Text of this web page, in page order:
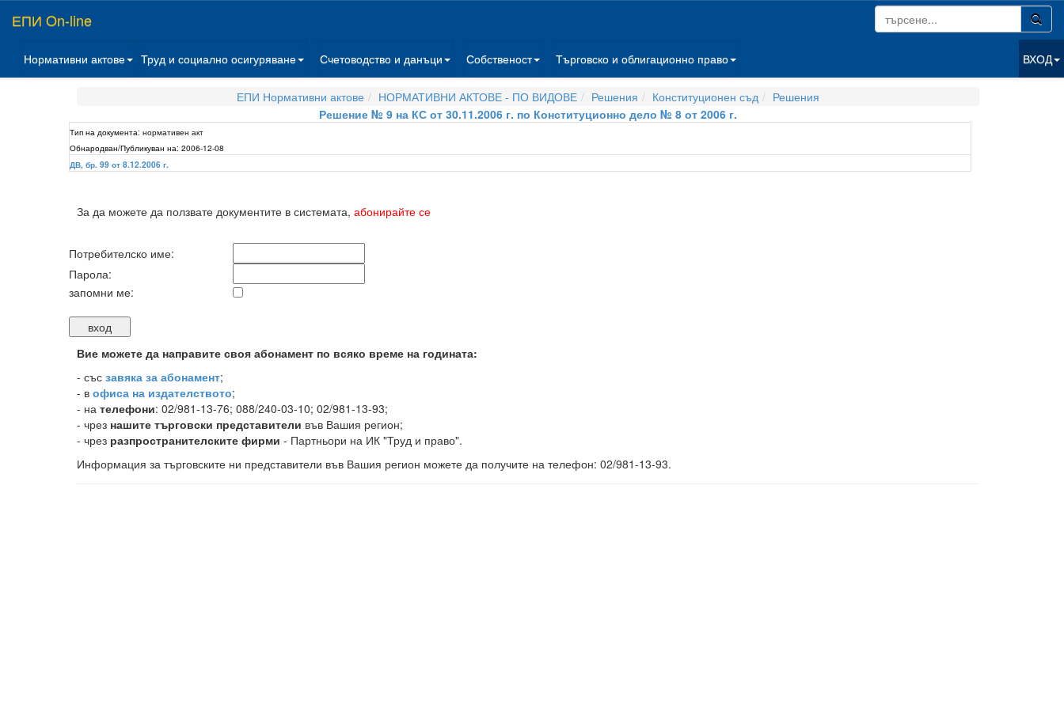
ЕПИ On-line
Нормативни актове Труд и социално осигуряване Счетоводство и данъци Собственост Търговско и облигационно право ВХОД
ЕПИ Нормативни актове НОРМАТИВНИ АКТОВЕ - ПО ВИДОВЕ Решения Конституционен съд
Решения
Решение № 9 на КС от 30.11.2006 г. по Конституционно дело № 8 от 2006 г.
Тип на документа: нормативен акт
Обнародван/Публикуван на: 2006-12-08
ДВ, бр. 99 от 8.12.2006 г.
За да можете да ползвате документите в системата, абонирайте се
Потребителско име:
Парола:
запомни ме:
Вие можете да направите своя абонамент по всяко време на годината:
- със завяка за абонамент;
- в офиса на издателството;
- на телефони: 02/981-13-76; 088/240-03-10; 02/981-13-93;
- чрез нашите търговски представители във Вашия регион;
- чрез разпространителските фирми - Партньори на ИК "Труд и право".
Информация за търговските ни представители във Вашия регион можете да получите на телефон: 02/981-13-93.